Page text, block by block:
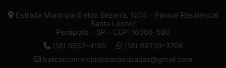
Estrada Municipal Enildo Bezerra, 1205 - Parque Residencial
Santa Leonor
Penápolis - SP - CEP: 16306-580
(18) 3652-4195
(18) 99739-3706
balicarcomerciodepecasusadas@gmail.com